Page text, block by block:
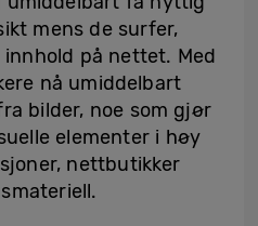
mens de surfer,
på nettet. Med
nå umiddelbart
bilder, noe som gjør
elementer i høy
nettbutikker